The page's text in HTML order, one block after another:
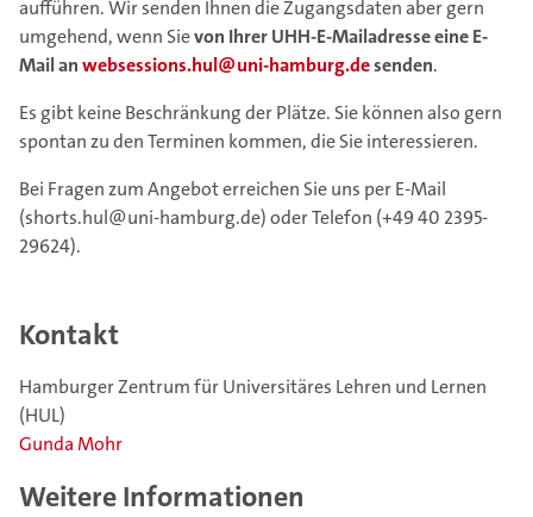
aufführen. Wir senden Ihnen die Zugangsdaten aber gern
umgehend, wenn Sievon Ihrer UHH-E-Mailadresse eine E-
Mail anwebsessions.hul@uni-hamburg.desenden.
Es gibt keine Beschränkung der Plätze. Sie können also gern
spontan zu den Terminen kommen, die Sie interessieren.
Bei Fragen zum Angebot erreichen Sie uns per E-Mail
(shorts.hul@uni-hamburg.de) oder Telefon (+49 40 2395-
29624).
Kontakt
Hamburger Zentrum für Universitäres Lehren und Lernen
(HUL)
Gunda Mohr
Weitere Informationen